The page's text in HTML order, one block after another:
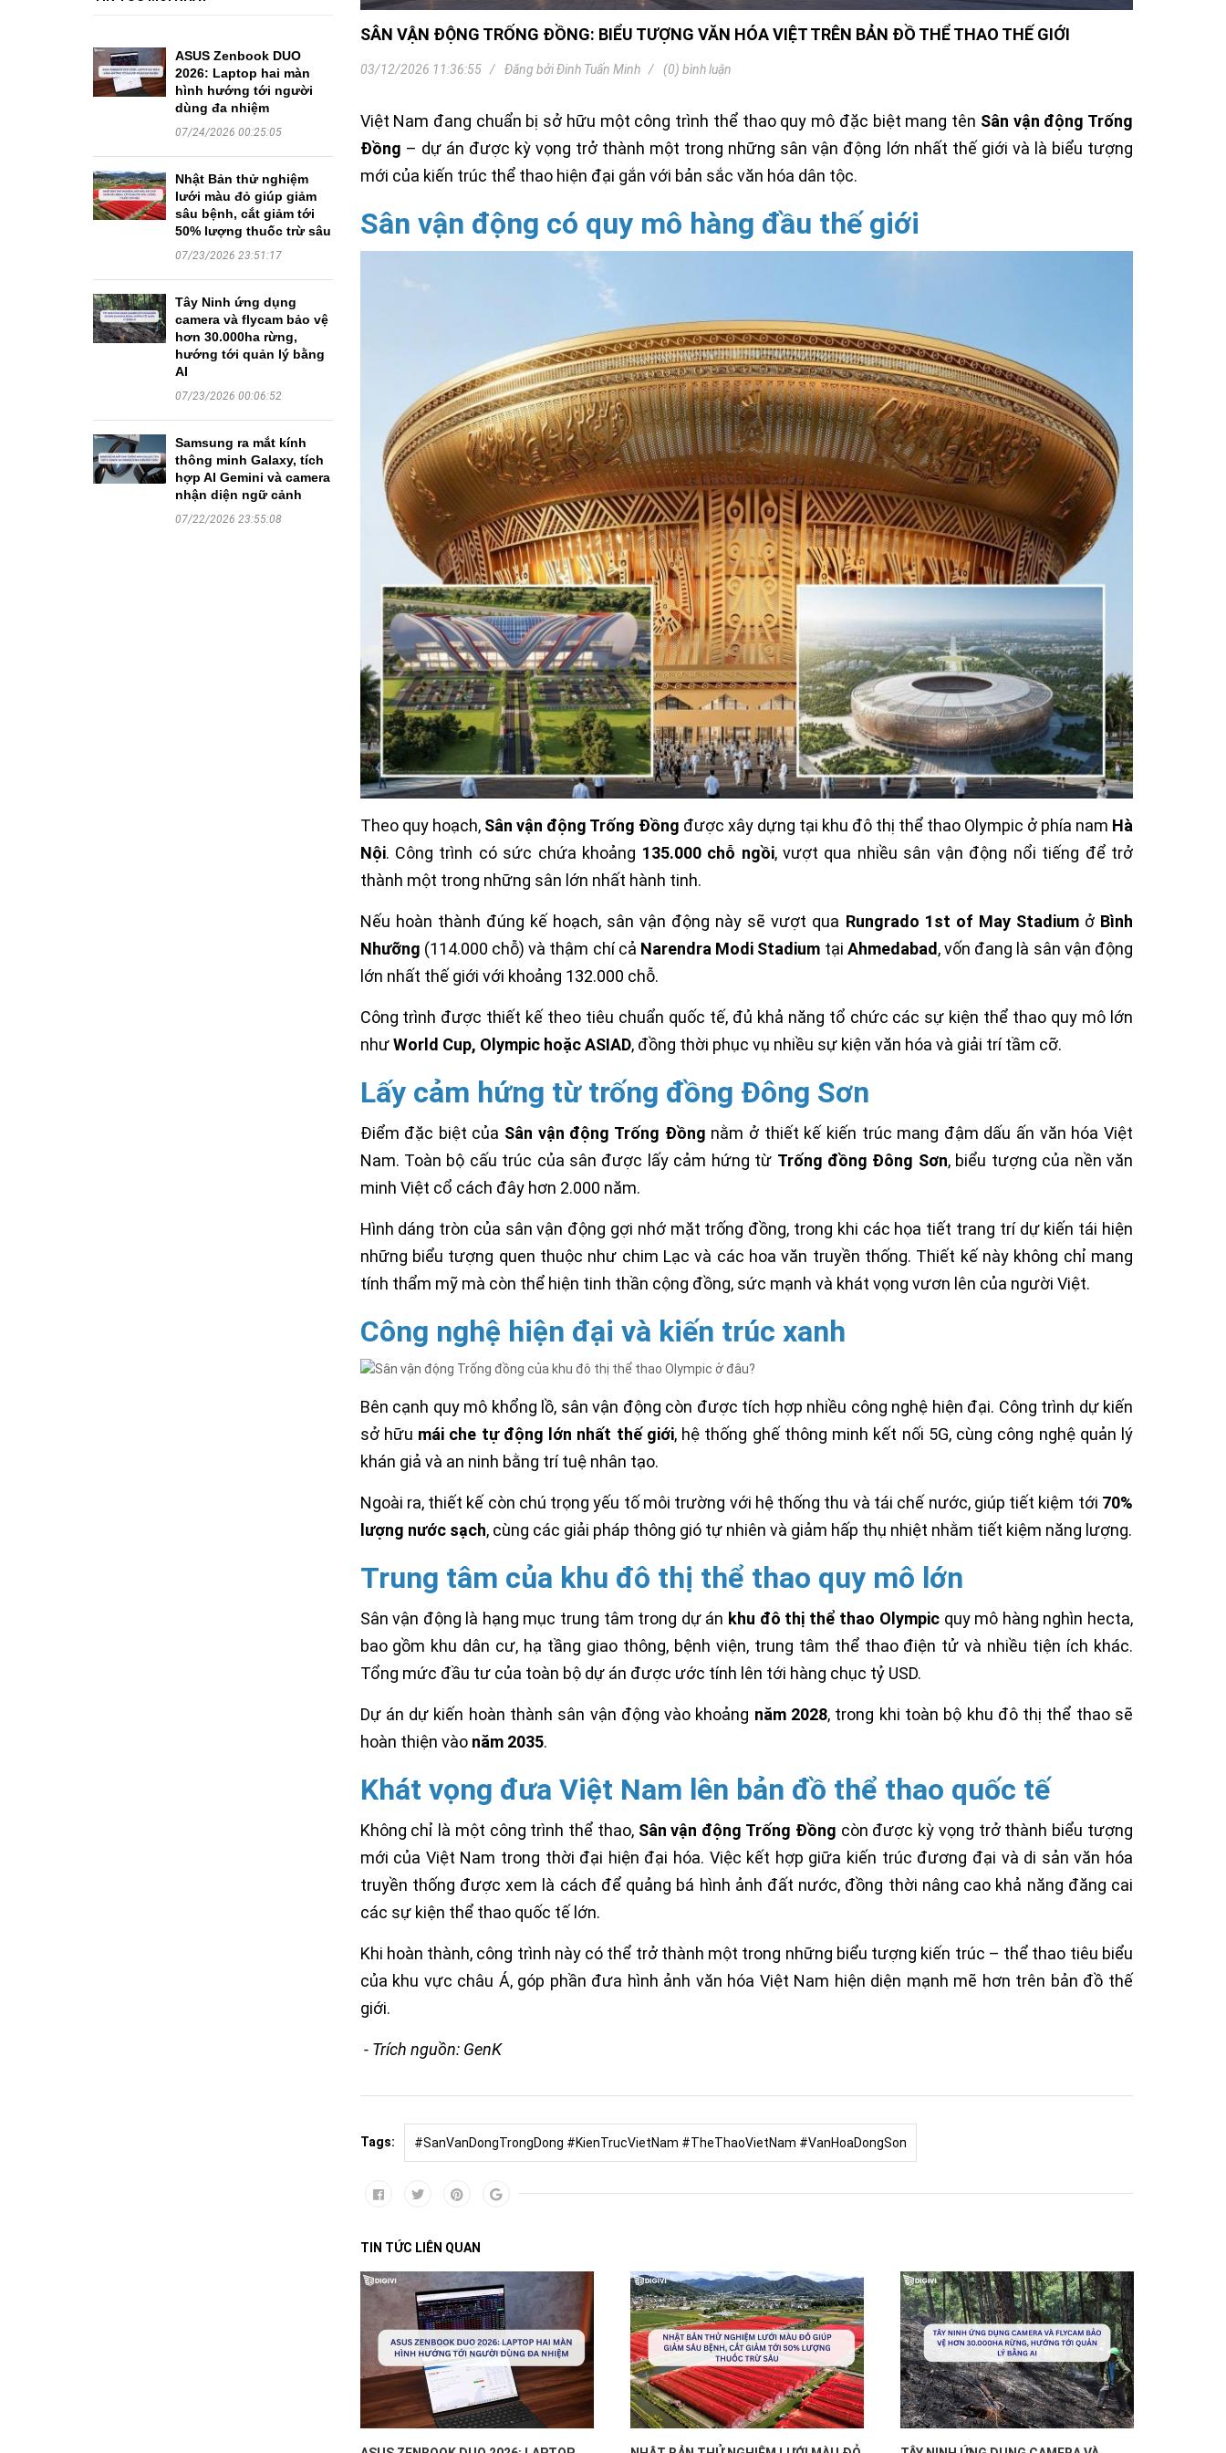
Khóa
Faster
BỊ
KHÓA
THÔNG
MINH
Faster
FASTER
ASUS Zenbook DUO
2026: Laptop hai màn
hình hướng tới người
dùng đa nhiệm
07/24/2026 00:25:05
Nhật Bản thử nghiệm
lưới màu đỏ giúp giảm
sâu bệnh, cắt giảm tới
50% lượng thuốc trừ sâu
07/23/2026 23:51:17
Tây Ninh ứng dụng
camera và flycam bảo vệ
hơn 30.000ha rừng,
hướng tới quản lý bằng
AI
07/23/2026 00:06:52
Samsung ra mắt kính
thông minh Galaxy, tích
hợp AI Gemini và camera
nhận diện ngữ cảnh
07/22/2026 23:55:08
SÂN VẬN ĐỘNG TRỐNG ĐỒNG: BIỂU TƯỢNG VĂN HÓA VIỆT TRÊN BẢN ĐỒ THỂ THAO THẾ GIỚI
03/12/2026 11:36:55 Đăng bởiĐinh Tuấn Minh (0) bình luận
Việt Nam đang chuẩn bị sở hữu một công trình thể thao quy mô đặc biệt mang tên Sân vận động Trống
Đồng – dự án được kỳ vọng trở thành một trong những sân vận động lớn nhất thế giới và là biểu tượng
mới của kiến trúc thể thao hiện đại gắn với bản sắc văn hóa dân tộc.
Sân vận động có quy mô hàng đầu thế giới
Theo quy hoạch, Sân vận động Trống Đồng được xây dựng tại khu đô thị thể thao Olympic ở phía nam Hà
Nội. Công trình có sức chứa khoảng 135.000 chỗ ngồi, vượt qua nhiều sân vận động nổi tiếng để trở
thành một trong những sân lớn nhất hành tinh.
Nếu hoàn thành đúng kế hoạch, sân vận động này sẽ vượt qua Rungrado 1st of May Stadiumở Bình
Nhưỡng (114.000 chỗ) và thậm chí cả Narendra Modi Stadium tại Ahmedabad, vốn đang là sân vận động
lớn nhất thế giới với khoảng 132.000 chỗ.
Công trình được thiết kế theo tiêu chuẩn quốc tế, đủ khả năng tổ chức các sự kiện thể thao quy mô lớn
nhưWorld Cup, Olympic hoặc ASIAD, đồng thời phục vụ nhiều sự kiện văn hóa và giải trí tầm cỡ.
Lấy cảm hứng từ trống đồng Đông Sơn
Điểm đặc biệt của Sân vận động Trống Đồng nằm ở thiết kế kiến trúc mang đậm dấu ấn văn hóa Việt
Nam. Toàn bộ cấu trúc của sân được lấy cảm hứng từ Trống đồng Đông Sơn, biểu tượng của nền văn
minh Việt cổ cách đây hơn 2.000 năm.
Hình dáng tròn của sân vận động gợi nhớ mặt trống đồng, trong khi các họa tiết trang trí dự kiến tái hiện
những biểu tượng quen thuộc như chim Lạc và các hoa văn truyền thống. Thiết kế này không chỉ mang
tính thẩm mỹ mà còn thể hiện tinh thần cộng đồng, sức mạnh và khát vọng vươn lên của người Việt.
Công nghệ hiện đại và kiến trúc xanh
Bên cạnh quy mô khổng lồ, sân vận động còn được tích hợp nhiều công nghệ hiện đại. Công trình dự kiến
sở hữu mái che tự động lớn nhất thế giới, hệ thống ghế thông minh kết nối 5G, cùng công nghệ quản lý
khán giả và an ninh bằng trí tuệ nhân tạo.
Ngoài ra, thiết kế còn chú trọng yếu tố môi trường với hệ thống thu và tái chế nước, giúp tiết kiệm tới 70%
lượng nước sạch, cùng các giải pháp thông gió tự nhiên và giảm hấp thụ nhiệt nhằm tiết kiệm năng lượng.
Trung tâm của khu đô thị thể thao quy mô lớn
Sân vận động là hạng mục trung tâm trong dự án khu đô thị thể thao Olympic quy mô hàng nghìn hecta,
bao gồm khu dân cư, hạ tầng giao thông, bệnh viện, trung tâm thể thao điện tử và nhiều tiện ích khác.
Tổng mức đầu tư của toàn bộ dự án được ước tính lên tới hàng chục tỷ USD.
Dự án dự kiến hoàn thành sân vận động vào khoảng năm 2028, trong khi toàn bộ khu đô thị thể thao sẽ
hoàn thiện vào năm 2035.
Khát vọng đưa Việt Nam lên bản đồ thể thao quốc tế
Không chỉ là một công trình thể thao, Sân vận động Trống Đồng còn được kỳ vọng trở thành biểu tượng
mới của Việt Nam trong thời đại hiện đại hóa. Việc kết hợp giữa kiến trúc đương đại và di sản văn hóa
truyền thống được xem là cách để quảng bá hình ảnh đất nước, đồng thời nâng cao khả năng đăng cai
các sự kiện thể thao quốc tế lớn.
Khi hoàn thành, công trình này có thể trở thành một trong những biểu tượng kiến trúc – thể thao tiêu biểu
của khu vực châu Á, góp phần đưa hình ảnh văn hóa Việt Nam hiện diện mạnh mẽ hơn trên bản đồ thế
giới.
- Trích nguồn: GenK
Tags: #SanVanDongTrongDong #KienTrucVietNam #TheThaoVietNam #VanHoaDongSon
TIN TỨC LIÊN QUAN